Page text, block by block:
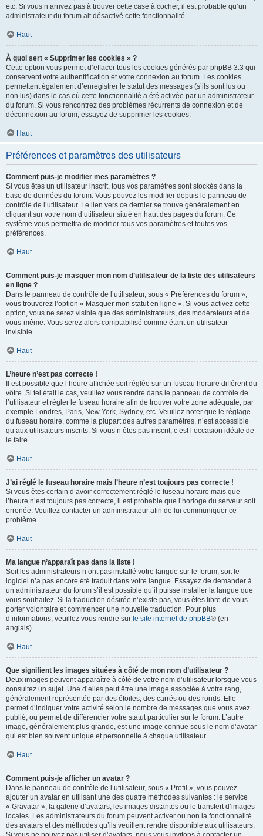
etc. Si vous n’arrivez pas à trouver cette case à cocher, il est probable qu’un
administrateur du forum ait désactivé cette fonctionnalité.
Haut
À quoi sert « Supprimer les cookies » ?
Cette option vous permet d’effacer tous les cookies générés par phpBB 3.3 qui
conservent votre authentification et votre connexion au forum. Les cookies
permettent également d’enregistrer le statut des messages (s’ils sont lus ou
non lus) dans le cas où cette fonctionnalité a été activée par un administrateur
du forum. Si vous rencontrez des problèmes récurrents de connexion et de
déconnexion au forum, essayez de supprimer les cookies.
Haut
Préférences et paramètres des utilisateurs
Comment puis-je modifier mes paramètres ?
Si vous êtes un utilisateur inscrit, tous vos paramètres sont stockés dans la
base de données du forum. Vous pouvez les modifier depuis le panneau de
contrôle de l’utilisateur. Le lien vers ce dernier se trouve généralement en
cliquant sur votre nom d’utilisateur situé en haut des pages du forum. Ce
système vous permettra de modifier tous vos paramètres et toutes vos
préférences.
Haut
Comment puis-je masquer mon nom d’utilisateur de la liste des utilisateurs
en ligne ?
Dans le panneau de contrôle de l’utilisateur, sous « Préférences du forum »,
vous trouverez l’option « Masquer mon statut en ligne ». Si vous activez cette
option, vous ne serez visible que des administrateurs, des modérateurs et de
vous-même. Vous serez alors comptabilisé comme étant un utilisateur
invisible.
Haut
L’heure n’est pas correcte !
Il est possible que l’heure affichée soit réglée sur un fuseau horaire différent du
vôtre. Si tel était le cas, veuillez vous rendre dans le panneau de contrôle de
l’utilisateur et régler le fuseau horaire afin de trouver votre zone adéquate, par
exemple Londres, Paris, New York, Sydney, etc. Veuillez noter que le réglage
du fuseau horaire, comme la plupart des autres paramètres, n’est accessible
qu’aux utilisateurs inscrits. Si vous n’êtes pas inscrit, c’est l’occasion idéale de
le faire.
Haut
J’ai réglé le fuseau horaire mais l’heure n’est toujours pas correcte !
Si vous êtes certain d’avoir correctement réglé le fuseau horaire mais que
l’heure n’est toujours pas correcte, il est probable que l’horloge du serveur soit
erronée. Veuillez contacter un administrateur afin de lui communiquer ce
problème.
Haut
Ma langue n’apparaît pas dans la liste !
Soit les administrateurs n’ont pas installé votre langue sur le forum, soit le
logiciel n’a pas encore été traduit dans votre langue. Essayez de demander à
un administrateur du forum s’il est possible qu’il puisse installer la langue que
vous souhaitez. Si la traduction désirée n’existe pas, vous êtes libre de vous
porter volontaire et commencer une nouvelle traduction. Pour plus
d’informations, veuillez vous rendre sur le site internet de phpBB® (en
anglais).
Haut
Que signifient les images situées à côté de mon nom d’utilisateur ?
Deux images peuvent apparaître à côté de votre nom d’utilisateur lorsque vous
consultez un sujet. Une d’elles peut être une image associée à votre rang,
généralement représentée par des étoiles, des carrés ou des ronds. Elle
permet d’indiquer votre activité selon le nombre de messages que vous avez
publié, ou permet de différencier votre statut particulier sur le forum. L’autre
image, généralement plus grande, est une image connue sous le nom d’avatar
qui est bien souvent unique et personnelle à chaque utilisateur.
Haut
Comment puis-je afficher un avatar ?
Dans le panneau de contrôle de l’utilisateur, sous « Profil », vous pouvez
ajouter un avatar en utilisant une des quatre méthodes suivantes : le service
« Gravatar », la galerie d’avatars, les images distantes ou le transfert d’images
locales. Les administrateurs du forum peuvent activer ou non la fonctionnalité
des avatars et des méthodes qu’ils veuillent rendre disponible aux utilisateurs.